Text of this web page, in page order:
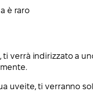
è raro
verrà indirizzato a
uveite, ti verranno